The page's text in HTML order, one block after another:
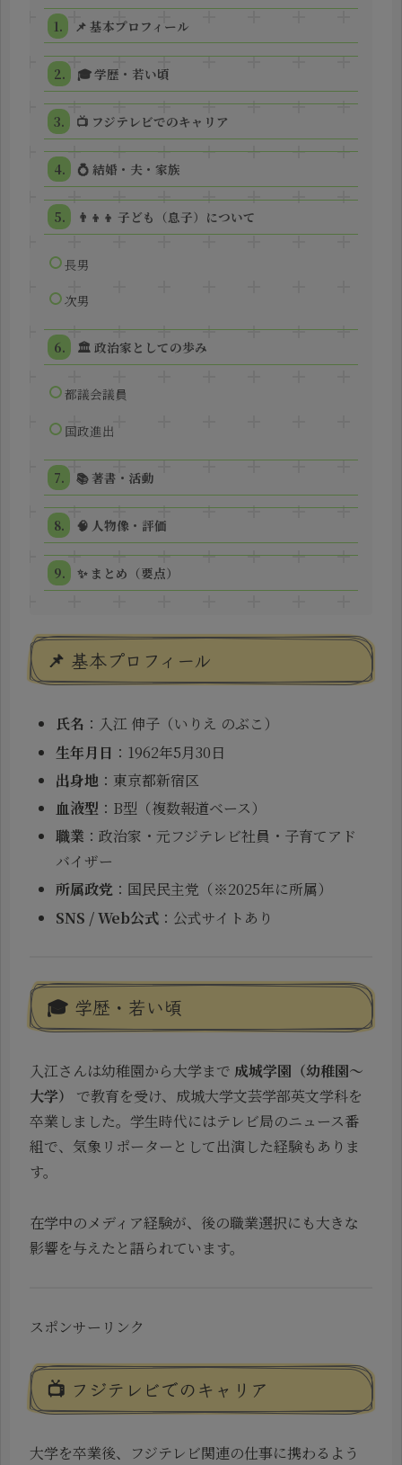
📌 基本プロフィール
🎓 学歴・若い頃
📺 フジテレビでのキャリア
💍 結婚・夫・家族
👨‍👦‍👦 子ども（息子）について
長男
次男
🏛️ 政治家としての歩み
都議会議員
国政進出
📚 著書・活動
🧠 人物像・評価
✨ まとめ（要点）
📌 基本プロフィール
氏名 ：入江 伸子（いりえ のぶこ）
生年月日 ：1962年5月30日
出身地 ：東京都新宿区
血液型 ：B型（複数報道ベース）
職業 ：政治家・元フジテレビ社員・子育てアド
バイザー
所属政党 ：国民民主党（※2025年に所属）
SNS / Web公式 ：公式サイトあり
🎓 学歴・若い頃
入江さんは幼稚園から大学まで 成城学園（幼稚園〜
大学）
で教育を受け、成城大学文芸学部英文学科を
卒業しました。学生時代にはテレビ局のニュース番
組で、気象リポーターとして出演した経験もありま
す。
在学中のメディア経験が、後の職業選択にも大きな
影響を与えたと語られています。
スポンサーリンク
📺 フジテレビでのキャリア
大学を卒業後、フジテレビ関連の仕事に携わるよう